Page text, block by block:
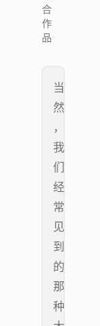
合
作
品
当
然
，
我
们
经
常
见
到
的
那
种